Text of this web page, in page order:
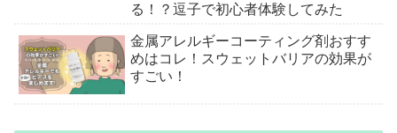
る！？逗子で初心者体験してみた
金属アレルギーコーティング剤おすす
めはコレ！スウェットバリアの効果が
すごい！